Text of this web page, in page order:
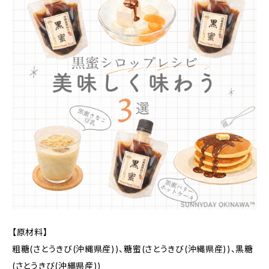
【原材料】
粗糖(さとうきび(沖縄県産))、糖蜜(さとうきび(沖縄県産))、黒糖
(さとうきび(沖縄県産))